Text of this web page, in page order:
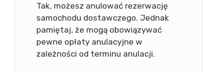
Tak, możesz anulować rezerwację
samochodu dostawczego. Jednak
pamiętaj, że mogą obowiązywać
pewne opłaty anulacyjne w
zależności od terminu anulacji.